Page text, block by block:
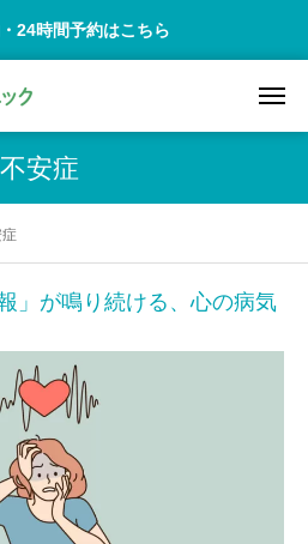
24時間予約はこちら
不安症
」が鳴り続ける、心の病気